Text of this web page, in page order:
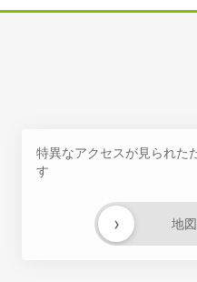
特異なアクセスが見られた
す
地
›